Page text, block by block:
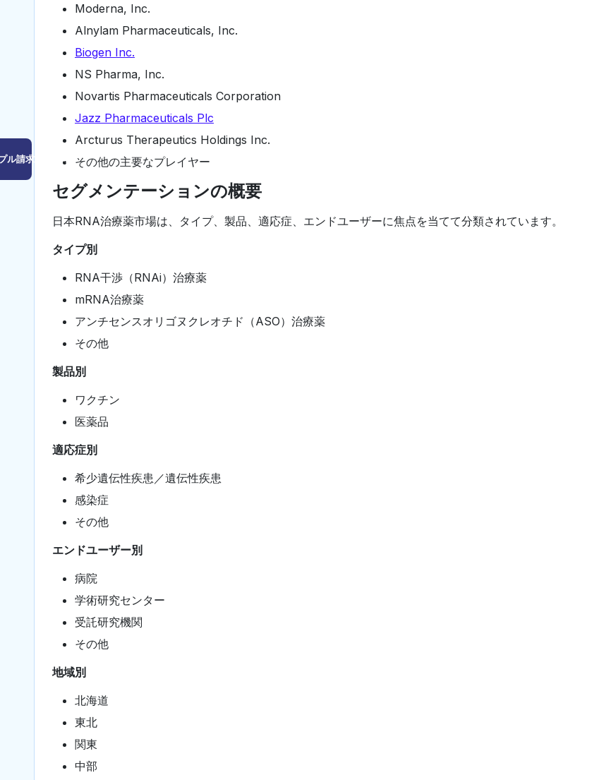
ル請求はこちら
Moderna, Inc.
Alnylam Pharmaceuticals, Inc.
Biogen Inc.
NS Pharma, Inc.
Novartis Pharmaceuticals Corporation
Jazz Pharmaceuticals Plc
Arcturus Therapeutics Holdings Inc.
その他の主要なプレイヤー
セグメンテーションの概要
日本RNA治療薬市場は、タイプ、製品、適応症、エンドユーザーに焦点を当てて分類されています。
タイプ別
RNA干渉（RNAi）治療薬
mRNA治療薬
アンチセンスオリゴヌクレオチド（ASO）治療薬
その他
製品別
ワクチン
医薬品
適応症別
希少遺伝性疾患／遺伝性疾患
感染症
その他
エンドユーザー別
病院
学術研究センター
受託研究機関
その他
地域別
北海道
東北
関東
中部